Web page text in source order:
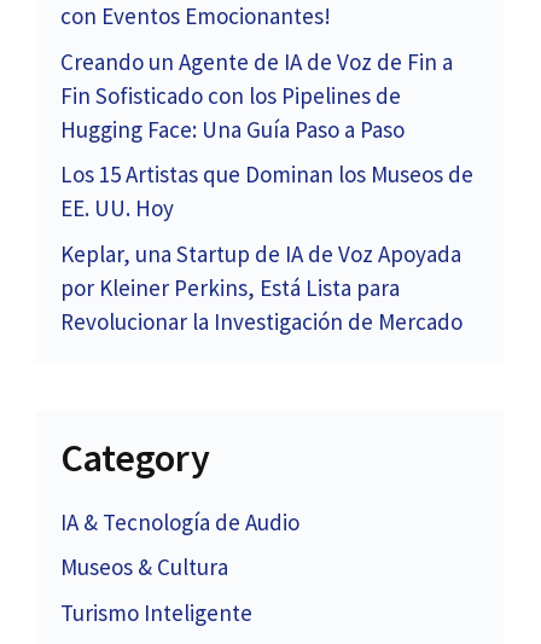
con Eventos Emocionantes!
Creando un Agente de IA de Voz de Fin a
Fin Sofisticado con los Pipelines de
Hugging Face: Una Guía Paso a Paso
Los 15 Artistas que Dominan los Museos de
EE. UU. Hoy
Keplar, una Startup de IA de Voz Apoyada
por Kleiner Perkins, Está Lista para
Revolucionar la Investigación de Mercado
Category
IA & Tecnología de Audio
Museos & Cultura
Turismo Inteligente